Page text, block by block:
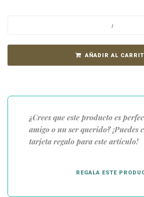
AÑADIR AL
¿Crees que este producto es
amigo o un ser querido? ¡Puedes
tarjeta regalo para este artículo!
REGALA ESTE